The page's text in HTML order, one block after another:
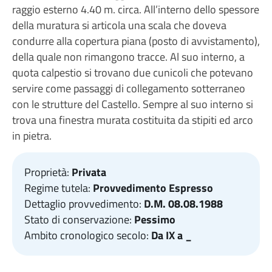
raggio esterno 4.40 m. circa. All’interno dello spessore
della muratura si articola una scala che doveva
condurre alla copertura piana (posto di avvistamento),
della quale non rimangono tracce. Al suo interno, a
quota calpestio si trovano due cunicoli che potevano
servire come passaggi di collegamento sotterraneo
con le strutture del Castello. Sempre al suo interno si
trova una finestra murata costituita da stipiti ed arco
in pietra.
Proprietà: Privata
Regime tutela: Provvedimento Espresso
Dettaglio provvedimento: D.M. 08.08.1988
Stato di conservazione: Pessimo
Ambito cronologico secolo: Da IX a _